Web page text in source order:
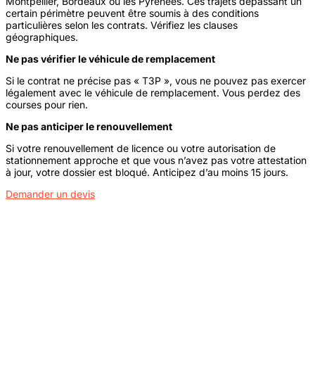
certain périmètre peuvent être soumis à des conditions
particulières selon les contrats. Vérifiez les clauses
géographiques.
Ne pas vérifier le véhicule de remplacement
Si le contrat ne précise pas « T3P », vous ne pouvez pas exercer
légalement avec le véhicule de remplacement. Vous perdez des
courses pour rien.
Ne pas anticiper le renouvellement
Si votre renouvellement de licence ou votre autorisation de
stationnement approche et que vous n’avez pas votre attestation
à jour, votre dossier est bloqué. Anticipez d’au moins 15 jours.
Demander un devis